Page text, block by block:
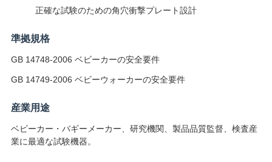
引
を
要
正確な試験のための角穴衝撃プレート設計
準拠規格
GB 14748-2006 ベビーカーの安全要件
GB 14749-2006 ベビーウォーカーの安全要件
産業用途
ベビーカー・バギーメーカー、研究機関、製品品質監督、検査産
業に最適な試験機器。